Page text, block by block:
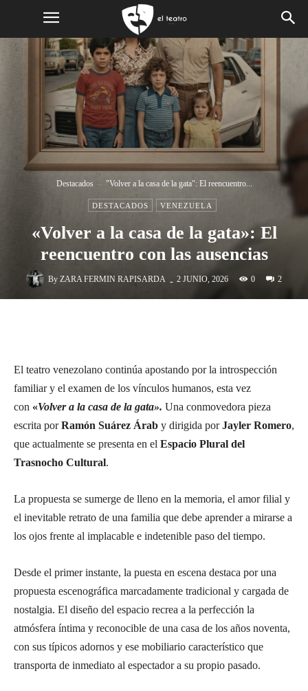
Destacados "Volver a la casa de la gata": El reencuentro...
DESTACADOS VENEZUELA
«Volver a la casa de la gata»: El
reencuentro con las ausencias
By ZARA FERMIN RAPISARDA - 2 JUNIO, 2026 0 2
El teatro venezolano continúa apostando por la introspección
familiar y el examen de los vínculos humanos, esta vez
con «Volver a la casa de la gata». Una conmovedora pieza
escrita porRamón Suárez Árab y dirigida porJayler Romero,
que actualmente se presenta en el Espacio Plural del
Trasnocho Cultural.
La propuesta se sumerge de lleno en la memoria, el amor filial y
el inevitable retrato de una familia que debe aprender a mirarse a
los ojos frente al implacable e indetenible paso del tiempo.
Desde el primer instante, la puesta en escena destaca por una
propuesta escenográfica marcadamente tradicional y cargada de
nostalgia. El diseño del espacio recrea a la perfección la
atmósfera íntima y reconocible de una casa de los años noventa,
con sus típicos adornos y ese mobiliario característico que
transporta de inmediato al espectador a su propio pasado.